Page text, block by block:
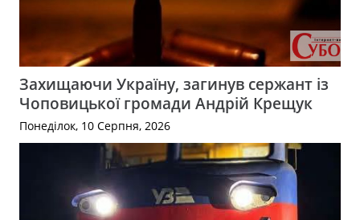
Захищаючи Україну, загинув сержант із
Чоповицької громади Андрій Крещук
Понеділок, 10 Серпня, 2026